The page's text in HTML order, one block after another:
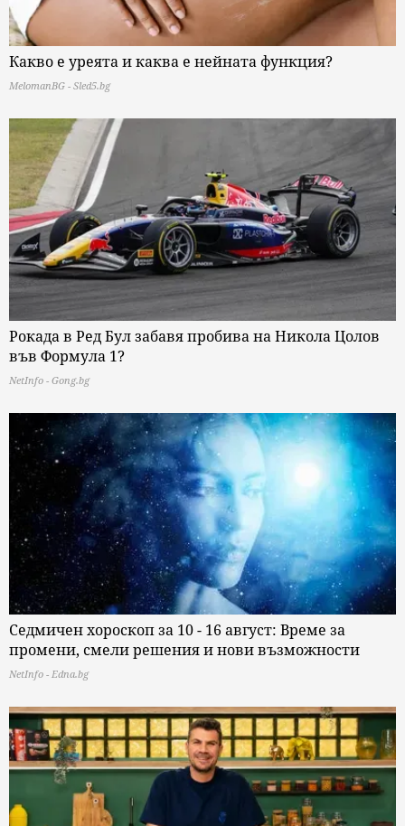
Какво е уреята и каква е нейната функция?
MelomanBG - Sled5.bg
Рокадa в Ред Бул забавя пробива на Никола Цолов
във Формула 1?
NetInfo - Gong.bg
Седмичен хороскоп за 10 - 16 август: Време за
промени, смели решения и нови възможности
NetInfo - Edna.bg